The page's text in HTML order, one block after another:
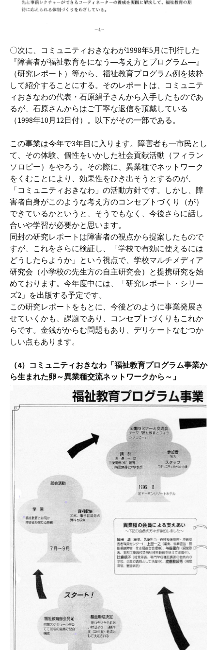
〇次に、コミュニティおきなわが1998年5月に刊行した
『障害者が福祉教育をになう―考え方とプログラム―』
（研究レポート）等から、福祉教育プログラム例を抜粋
して紹介することにする。そのレポートは、コミュニテ
ィおきなわの代表・石原絹子さんから入手したものであ
るが、石原さんからはご丁寧な返信を頂戴している
（1998年10月12日付）。以下がその一部である。
この事業は今年で3年目に入ります。障害者も一市民とし
て、その体験、個性をいかした社会貢献活動（フィラン
ソロピー）をやろう。その際に、異業種でネットワーク
をくむことにより、効果性をひき出そうとするのが、
「コミュニティおきなわ」の活動方針です。しかし、障
害者自身がこのような考え方のコンセプトづくり（が）
できているかというと、そうでもなく、今後さらに話し
合いや学習が必要かと思います。
同封の研究レポートは障害者の視点から提案したもので
すが、これをさらに検証し、「学校で有効に使えるには
どうしたらようか」という視点で、学校マルチメディア
研究会（小学校の先生方の自主研究会）と提携研究を始
めております。今年度中には、「研究レポート・シリー
ズ2」を出版する予定です。
この研究レポートをもとに、今後どのように事業発展さ
せていくかも、課題であり、コンセプトづくりもこれか
らです。金銭がからむ問題もあり、デリケートなむつか
しい点もあります。
（4）コミュニティおきなわ「福祉教育プログラム事業か
ら生まれた卵～異業種交流ネットワークから～」